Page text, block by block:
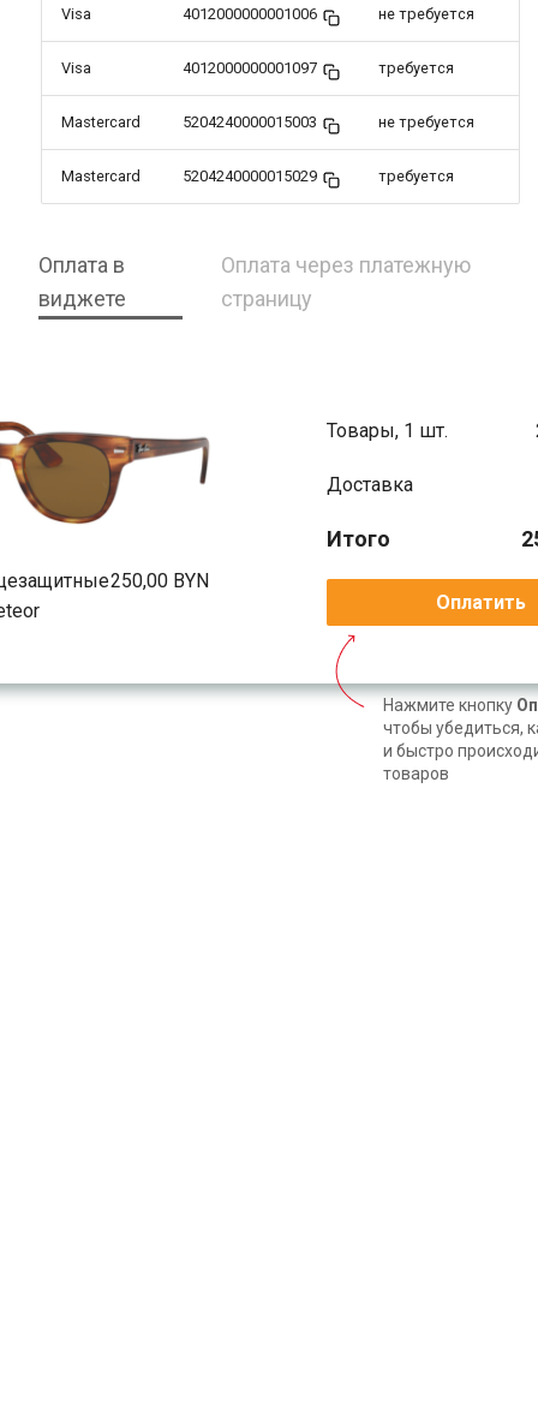
Система Быстрых
Платежей (SBP)
SlickPay (deeplink)
Visa 4012000000001006 не требуется
Visa 4012000000001097 требуется
Mastercard 5204240000015003 не требуется
Mastercard 5204240000015029 требуется
Оплата в
виджете
Оплата через платежную
страницу
250,00 BYN
Товары, 1 шт.
Доставка
Итого
Оплатить
Нажмите кнопку
чтобы убедиться,
и быстро
товаров